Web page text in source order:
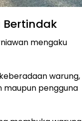
Bertindak
mengaku
warung,
maupun pengguna